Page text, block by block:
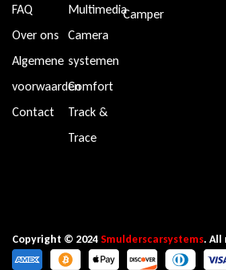
FAQ
Over ons
Algemene
voorwaarden
Contact
Multimedia
Camera
systemen
Comfort
Track &
Trace
Camper
Copyright © 2024Smulderscarsystems. All